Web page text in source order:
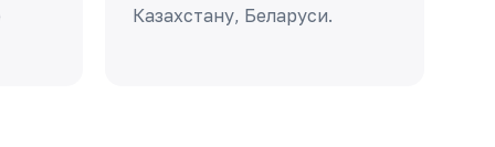
Казахстану, Беларуси.